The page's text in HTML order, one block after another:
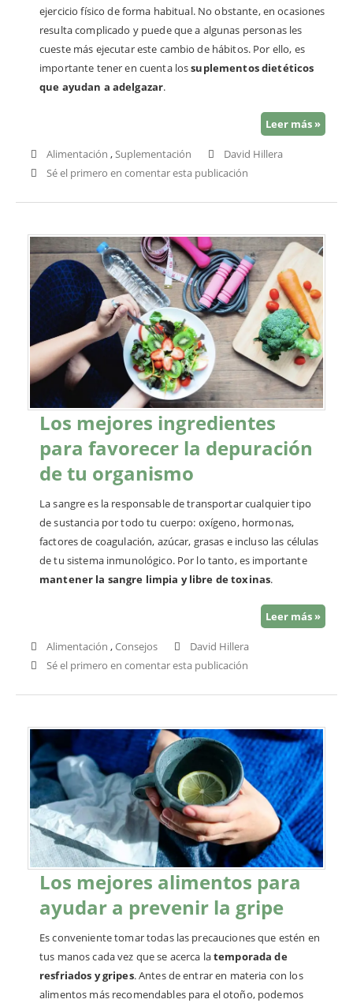
ejercicio físico de forma habitual. No obstante, en ocasiones
resulta complicado y puede que a algunas personas les
cueste más ejecutar este cambio de hábitos. Por ello, es
importante tener en cuenta lossuplementos dietéticos
que ayudan a adelgazar.
Leer más »
Alimentación , Suplementación
David Hillera
Sé el primero en comentar esta publicación
Los mejores ingredientes
para favorecer la depuración
de tu organismo
La sangre es la responsable de transportar cualquier tipo
de sustancia por todo tu cuerpo: oxígeno, hormonas,
factores de coagulación, azúcar, grasas e incluso las células
de tu sistema inmunológico. Por lo tanto, es importante
mantener la sangre limpia y libre de toxinas.
Leer más »
Alimentación ,Consejos
David Hillera
Sé el primero en comentar esta publicación
Los mejores alimentos para
ayudar a prevenir la gripe
Es conveniente tomar todas las precauciones que estén en
tus manos cada vez que se acerca latemporada de
resfriados y gripes. Antes de entrar en materia con los
alimentos más recomendables para el otoño, podemos